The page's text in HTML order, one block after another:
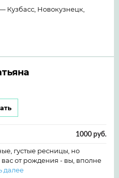
Кузбасс, Новокузнецк,
1000 руб.
густые ресницы, но
от рождения - вы, вполне
далее